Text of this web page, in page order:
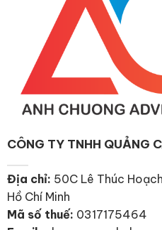
CÔNG TY TNHH QUẢNG
Địa chỉ: 50C Lê Thúc
Hồ Chí Minh
Mã số thuế: 0317175464